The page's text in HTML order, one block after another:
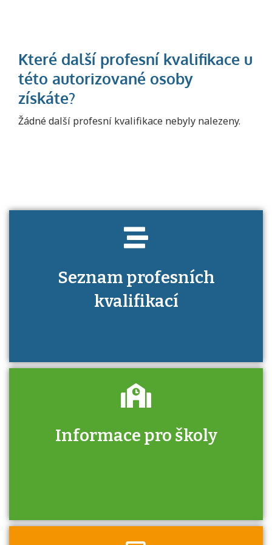
Žádné další profesní kvalifikace nebyly nalezeny.
Seznam profesních
kvalifikací
Projděte si seznam profesních kvalifikací.
Informace pro školy
Zjistěte, jak se přihlásit ke zkoušce a kde